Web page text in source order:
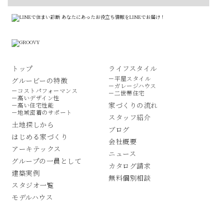
トップ
グルービーの特徴
－コストパフォーマンス
－高いデザイン性
－高い住宅性能
－地域密着のサポート
土地探しから
はじめる家づくり
アーキテックス
グループの一員として
建築実例
スタジオ一覧
モデルハウス
ライフスタイル
－平屋スタイル
－ガレージハウス
－二世帯住宅
家づくりの流れ
スタッフ紹介
ブログ
会社概要
ニュース
カタログ請求
無料個別相談